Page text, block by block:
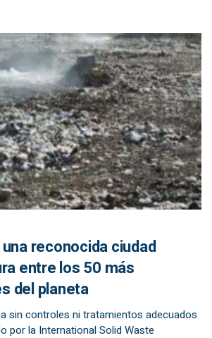
reconocida ciudad
entre los 50 más
del planeta
sin controles ni tratamientos adecuados
por la International Solid Waste